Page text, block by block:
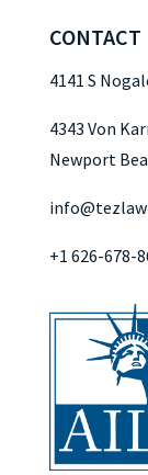
CONTACT
4141 S
4343 Von
Newport
+1 626-678-